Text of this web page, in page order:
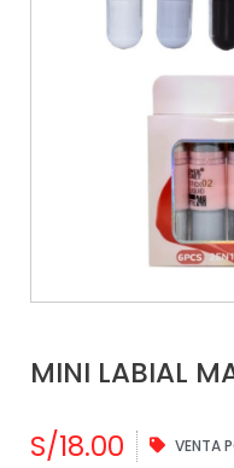
MINI LABIAL
S/18.00 VENTA